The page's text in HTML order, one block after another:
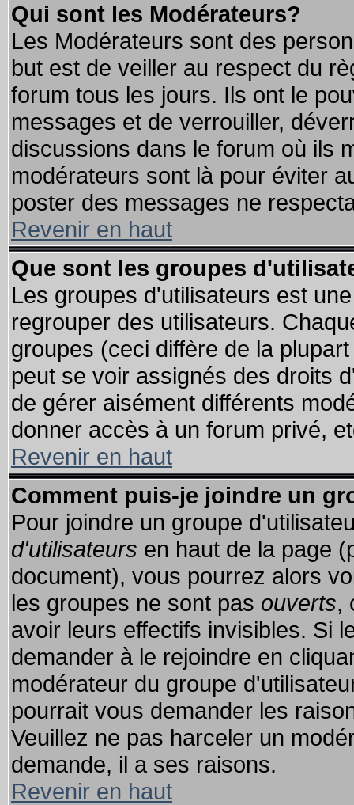
Qui sont les Modérateurs?
Les Modérateurs sont des
but est de veiller au respect du
forum tous les jours. Ils ont le
messages et de verrouiller,
discussions dans le forum où ils
modérateurs sont là pour éviter
poster des messages ne
Revenir en haut
Que sont les groupes
Les groupes d'utilisateurs est
regrouper des utilisateurs.
groupes (ceci diffère de la
peut se voir assignés des droits
de gérer aisément différents
donner accès à un forum privé,
Revenir en haut
Comment puis-je joindre un
Pour joindre un groupe
d'utilisateurs en haut de la page
document), vous pourrez alors
les groupes ne sont pas ouverts,
avoir leurs effectifs invisibles. Si
demander à le rejoindre en
modérateur du groupe
pourrait vous demander les
Veuillez ne pas harceler un
demande, il a ses raisons.
Revenir en haut